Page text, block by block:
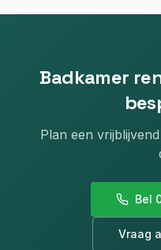
Badkamer
Plan een
Bel
Vraag